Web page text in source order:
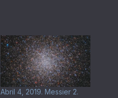
Abril 4, 2019. Messier 2.